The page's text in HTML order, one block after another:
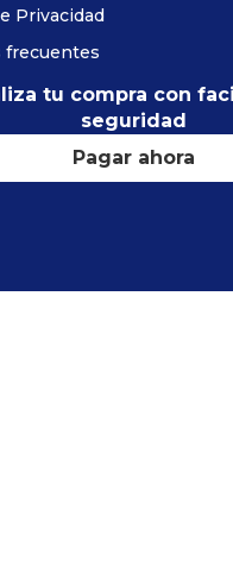
Privacidad
frecuentes
tu compra con
seguridad
Pagar ahora